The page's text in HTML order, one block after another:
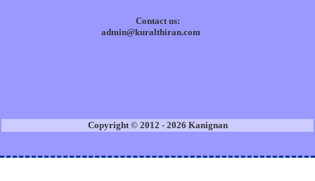
Contact us:
admin@kuralthiran.com
Copyright © 2012 - 2026 Kanignan